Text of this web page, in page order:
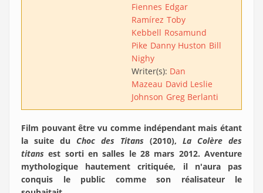
Fiennes Edgar
Ramírez Toby
Kebbell Rosamund
Pike Danny Huston Bill
Nighy
Writer(s): Dan
Mazeau David Leslie
Johnson Greg Berlanti
Film pouvant être vu comme indépendant mais étant
la suite du Choc des Titans (2010), La Colère des
titans est sorti en salles le 28 mars 2012. Aventure
mythologique hautement critiquée, il n'aura pas
conquis le public comme son réalisateur le